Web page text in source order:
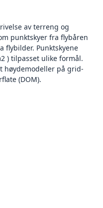
av terreng og
punktskyer fra flybåren
flybilder. Punktskyene
) tilpasset ulike formål.
høydemodeller på grid-
(DOM).